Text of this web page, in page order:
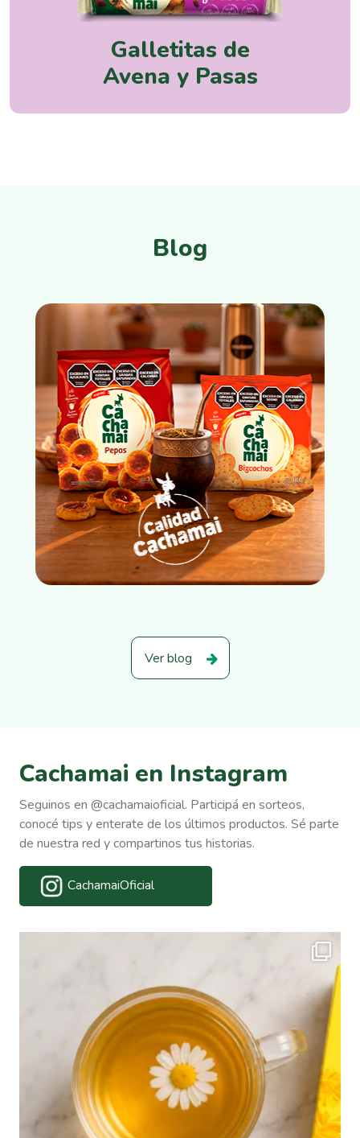
Galletitas de
Avena y Pasas
Blog
Ver blog
Cachamai en Instagram
Seguinos en @cachamaioficial. Participá en sorteos,
conocé tips y enterate de los últimos productos. Sé parte
de nuestra red y compartinos tus historias.
CachamaiOficial